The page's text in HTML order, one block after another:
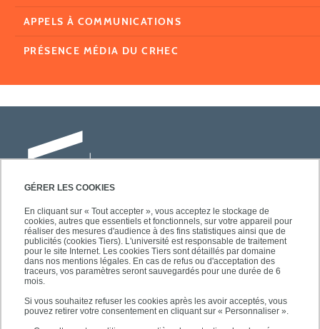
GÉRER LES COOKIES
En cliquant sur « Tout accepter », vous acceptez le stockage de
cookies, autres que essentiels et fonctionnels, sur votre appareil pour
réaliser des mesures d'audience à des fins statistiques ainsi que de
publicités (cookies Tiers). L'université est responsable de traitement
pour le site Internet. Les cookies Tiers sont détaillés par domaine
dans nos mentions légales. En cas de refus ou d'acceptation des
traceurs, vos paramètres seront sauvegardés pour une durée de 6
mois.
Si vous souhaitez refuser les cookies après les avoir acceptés, vous
pouvez retirer votre consentement en cliquant sur « Personnaliser ».
APPELS À COMMUNICATIONS
PRÉSENCE MÉDIA DU CRHEC
Université Paris-Est Créteil
Faculté des lettres, langues et sciences
humaines
61, avenue du Général de Gaulle
94010 Créteil